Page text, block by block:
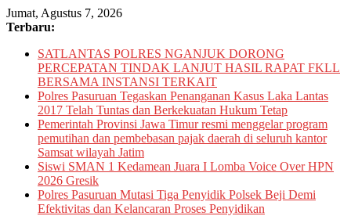
Skip
to
Jumat, Agustus 7, 2026
Terbaru:
SATLANTAS POLRES NGANJUK DORONG
PERCEPATAN TINDAK LANJUT HASIL RAPAT FKLL
BERSAMA INSTANSI TERKAIT
Polres Pasuruan Tegaskan Penanganan Kasus Laka Lantas
2017 Telah Tuntas dan Berkekuatan Hukum Tetap
Pemerintah Provinsi Jawa Timur resmi menggelar program
pemutihan dan pembebasan pajak daerah di seluruh kantor
Samsat wilayah Jatim
Siswi SMAN 1 Kedamean Juara I Lomba Voice Over HPN
2026 Gresik
Polres Pasuruan Mutasi Tiga Penyidik Polsek Beji Demi
Efektivitas dan Kelancaran Proses Penyidikan